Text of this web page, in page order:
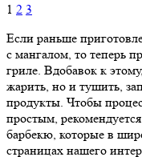
1 2 3
Если раньше
с мангалом, то теперь
гриле. Вдобавок к
жарить, но и тушить,
продукты. Чтобы
простым,
барбекю, которые в
страницах нашего